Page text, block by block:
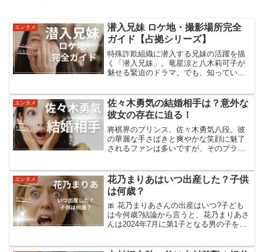
エンタメ
潜入兄妹 ロケ地・撮影場所完全
ガイド【占拠シリーズ】
特殊詐欺組織に潜入する兄妹の活躍を描
く「潜入兄妹」。竜星涼と八木莉可子が
魅せる緊迫のドラマ。でも、知っていま
歓楽街から宇都宮、水戸まで。ドラマの
舞台裏に迫り、あなたもロ...
エンタメ
佐々木勇気の結婚相手は？意外な
彼女の存在に迫る！
将棋界のプリンス、佐々木勇気八段。彼
の華麗な手さばきと爽やかな笑顔に魅了
されるファンは多いですが、そのプライ
は？意外な人物との関係や恋愛観に迫
り、彼の知られざる一面を探...
エンタメ
花乃まりあはいつ出産した？子供
は何歳？
🎀 花乃まりあさんの出産はいつ?子ども
は今何歳?結論から言うと、花乃まりあさ
んは2024年7月に第1子となる男の子を出